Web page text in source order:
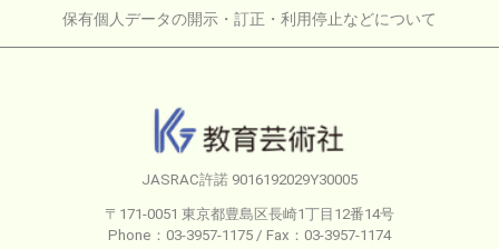
保有個人データの開示・訂正・利用停止などについて
JASRAC許諾 9016192029Y30005
〒171-0051 東京都豊島区長崎1丁目12番14号
Phone：03-3957-1175 / Fax：03-3957-1174